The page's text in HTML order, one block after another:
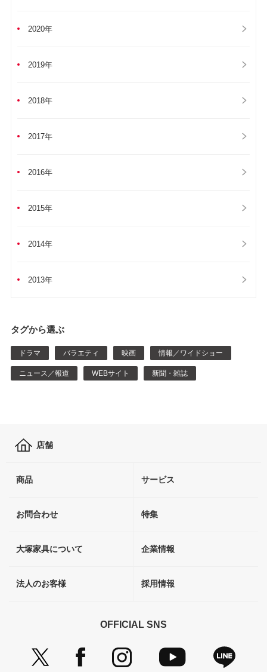
2020年
2019年
2018年
2017年
2016年
2015年
2014年
2013年
タグから選ぶ
ドラマ バラエティ 映画 情報／ワイドショー
ニュース／報道 WEBサイト 新聞・雑誌
店舗
商品 サービス
お問合わせ 特集
大塚家具について 企業情報
法人のお客様 採用情報
OFFICIAL SNS